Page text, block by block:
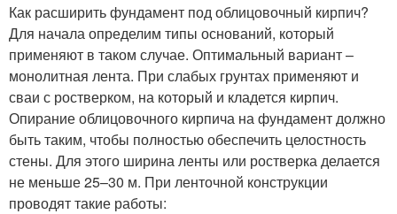
Как расширить фундамент под облицовочный кирпич?
Для начала определим типы оснований, который
применяют в таком случае. Оптимальный вариант –
монолитная лента. При слабых грунтах применяют и
сваи с ростверком, на который и кладется кирпич.
Опирание облицовочного кирпича на фундамент должно
быть таким, чтобы полностью обеспечить целостность
стены. Для этого ширина ленты или ростверка делается
не меньше 25–30 м. При ленточной конструкции
проводят такие работы: